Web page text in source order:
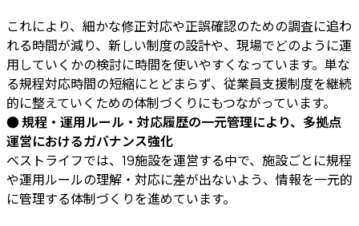
これにより、細かな修正対応や正誤確認のための調査に追わ
れる時間が減り、新しい制度の設計や、現場でどのように運
用していくかの検討に時間を使いやすくなっています。単な
る規程対応時間の短縮にとどまらず、従業員支援制度を継続
的に整えていくための体制づくりにもつながっています。
● 規程・運用ルール・対応履歴の一元管理により、多拠点
運営におけるガバナンス強化
ベストライフでは、19施設を運営する中で、施設ごとに規程
や運用ルールの理解・対応に差が出ないよう、情報を一元的
に管理する体制づくりを進めています。